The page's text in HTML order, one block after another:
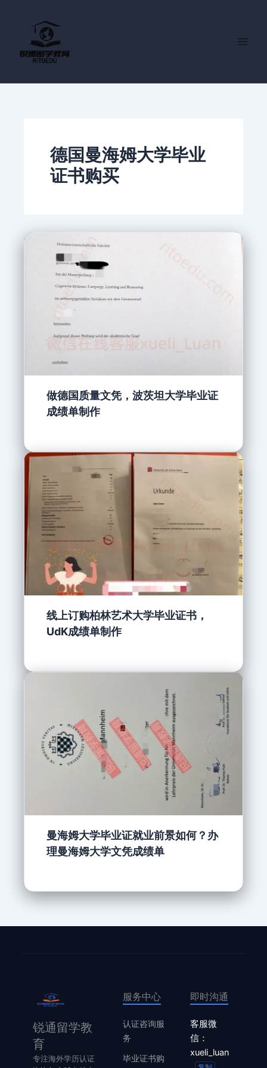
德国曼海姆大学毕业
证书购买
做德国质量文凭，波茨坦大学毕业证
成绩单制作
线上订购柏林艺术大学毕业证书，
UdK成绩单制作
曼海姆大学毕业证就业前景如何？办
理曼海姆大学文凭成绩单
锐通留学教
育
专注海外学历认证
服务中心
认证咨询服
务
毕业证书购
即时沟通
客服微
信：
xueli_luan